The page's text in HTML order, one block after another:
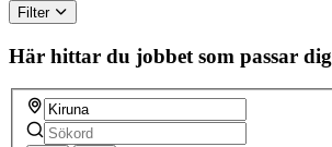
Filter
Här hittar du jobbet som passar dig